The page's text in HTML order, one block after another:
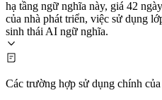
hạ tầng ngữ nghĩa này, giá 42
của nhà phát triển, việc sử dụng
sinh thái AI ngữ nghĩa.
Các trường hợp sử dụng chính